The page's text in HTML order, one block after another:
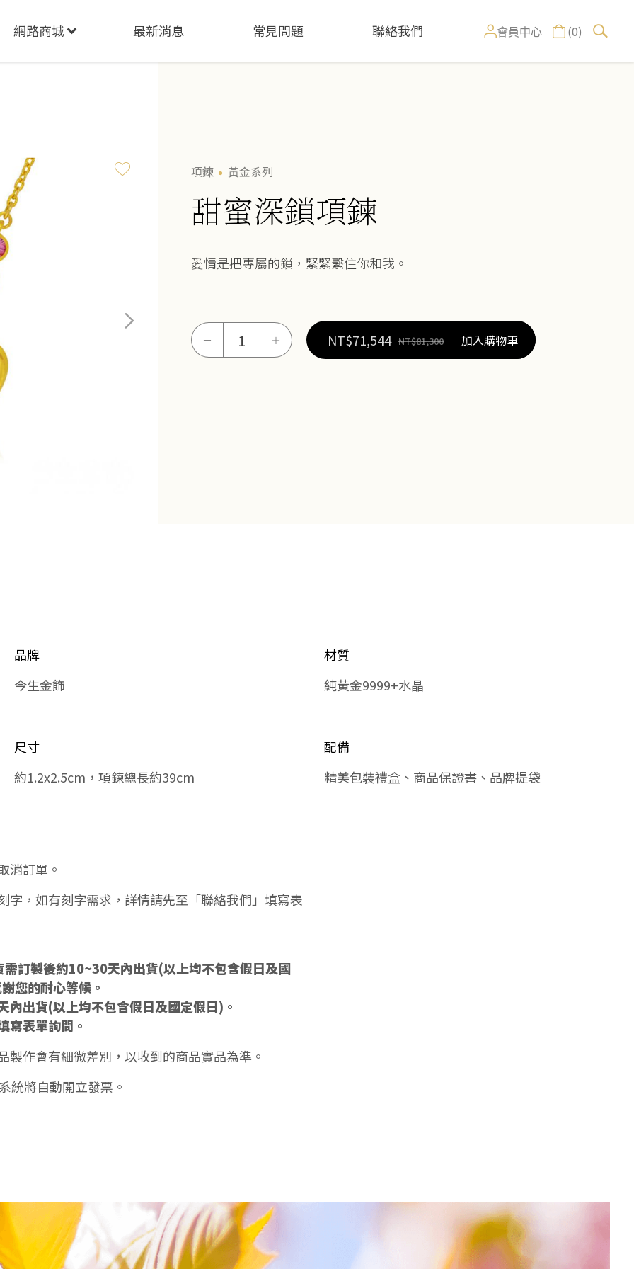
網路商城 最新消息 常見問題 聯絡我們 會員中心 (0)
項鍊 黃金系列
甜蜜深鎖項鍊
愛情是把專屬的鎖，緊緊繫住你和我。
－ ＋ NT$71,544 NT$81,300 加入購物車
品牌
今生金飾
材質
純黃金9999+水晶
尺寸
約1.2x2.5cm，項鍊總長約39cm
配備
精美包裝禮盒、商品保證書、品牌提袋
消訂單。
，如有刻字需求，詳情請先至「聯絡我們」填寫表
訂製後約10~30天內出貨(以上均不包含假日及國
您的耐心等候。
出貨(以上均不包含假日及國定假日)。
表單詢問。
作會有細微差別，以收到的商品實品為準。
統將自動開立發票。